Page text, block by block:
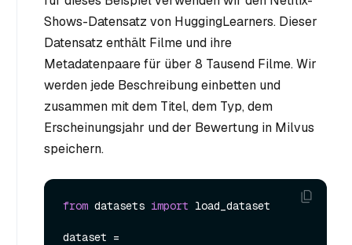
Shows-Datensatz von HuggingLearners. Dieser
Datensatz enthält Filme und ihre
Metadatenpaare für über 8 Tausend Filme. Wir
werden jede Beschreibung einbetten und
zusammen mit dem Titel, dem Typ, dem
Erscheinungsjahr und der Bewertung in Milvus
speichern.
from datasets import load_dataset